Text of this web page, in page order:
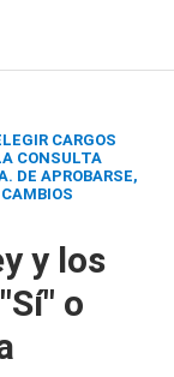
CARGOS
CONSULTA
DE APROBARSE,
y los
o